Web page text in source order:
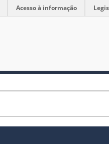
Acesso à informação